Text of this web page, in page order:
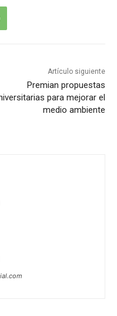
Artículo siguiente
Premian propuestas
para mejorar el
medio ambiente